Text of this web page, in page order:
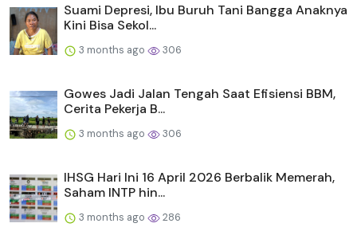
Suami Depresi, Ibu Buruh Tani Bangga Anaknya
Kini Bisa Sekol...
3 months ago 306
Gowes Jadi Jalan Tengah Saat Efisiensi BBM,
Cerita Pekerja B...
3 months ago 306
IHSG Hari Ini 16 April 2026 Berbalik Memerah,
Saham INTP hin...
3 months ago 286